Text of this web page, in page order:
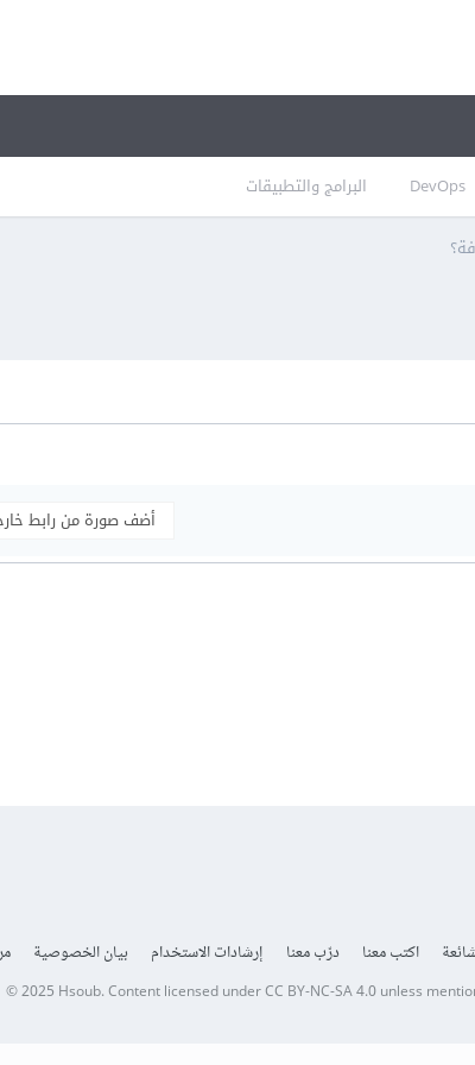
DevOps البرامج والتطبيقات
أضف صورة من رابط
اكتب معنا درّب معنا إرشادات الاستخدام بيان الخصوصية
© 2025 Hsoub.Content licensed underCC BY-NC-SA 4.0unless